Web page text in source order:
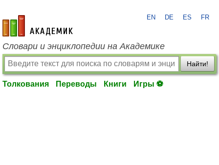
academic.ru
EN DE ES FR
Словари и энциклопедии на Академике
Найти!
Толкования Переводы Книги Игры ⚽